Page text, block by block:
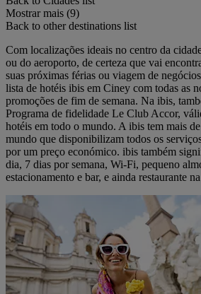
Mostrar mais (9)
Back to other destinations list
Com localizações ideais no centro da
ou do aeroporto, de certeza que vai
suas próximas férias ou viagem de
lista de hotéis ibis em Ciney com todas as
promoções de fim de semana. Na ibis,
Programa de fidelidade Le Club Accor,
hotéis em todo o mundo. A ibis tem mais
mundo que disponibilizam todos os
por um preço económico. ibis também
dia, 7 dias por semana, Wi-Fi, pequeno
estacionamento e bar, e ainda restaurante